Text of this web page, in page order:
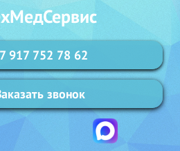
917 752 78 62
звонок